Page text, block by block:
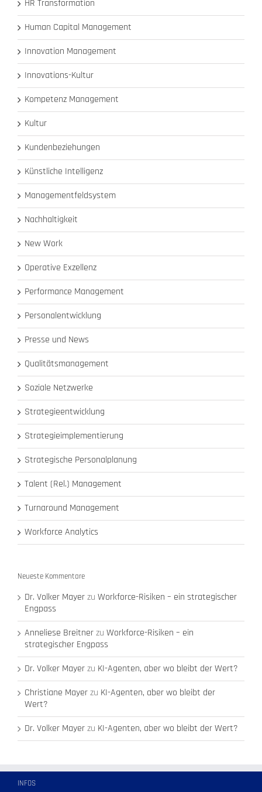
HR Transformation
Human Capital Management
Innovation Management
Innovations-Kultur
Kompetenz Management
Kultur
Kundenbeziehungen
Künstliche Intelligenz
Managementfeldsystem
Nachhaltigkeit
New Work
Operative Exzellenz
Performance Management
Personalentwicklung
Presse und News
Qualitätsmanagement
Soziale Netzwerke
Strategieentwicklung
Strategieimplementierung
Strategische Personalplanung
Talent (Rel.) Management
Turnaround Management
Workforce Analytics
Neueste Kommentare
Dr. Volker Mayerzu Workforce-Risiken – ein strategischer
Engpass
Anneliese Breitnerzu Workforce-Risiken – ein
strategischer Engpass
Dr. Volker Mayerzu KI-Agenten, aber wo bleibt der Wert?
Christiane Mayerzu KI-Agenten, aber wo bleibt der
Wert?
Dr. Volker Mayerzu KI-Agenten, aber wo bleibt der Wert?
INFOS